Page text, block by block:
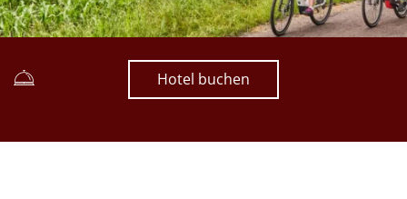
Hotel buchen